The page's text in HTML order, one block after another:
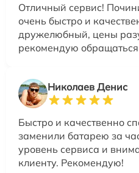
Отличный сервис!
очень быстро и
дружелюбный, цены
рекомендую
Николаев Денис
Быстро и качественно
заменили батарею за
уровень сервиса и
клиенту. Рекомендую!